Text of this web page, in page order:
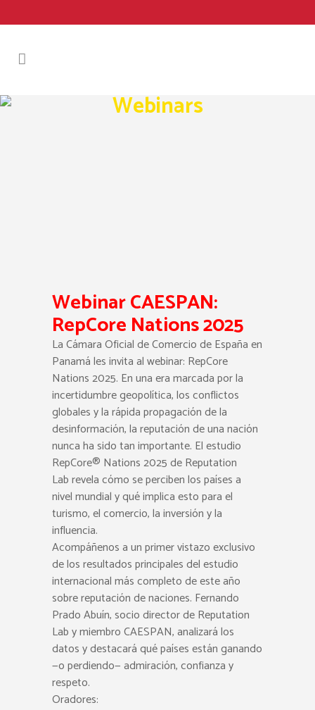
Webinars
Webinar CAESPAN:
RepCore Nations 2025
La Cámara Oficial de Comercio de España en
Panamá les invita al webinar: RepCore
Nations 2025. En una era marcada por la
incertidumbre geopolítica, los conflictos
globales y la rápida propagación de la
desinformación, la reputación de una nación
nunca ha sido tan importante. El estudio
RepCore® Nations 2025 de Reputation
Lab revela cómo se perciben los países a
nivel mundial y qué implica esto para el
turismo, el comercio, la inversión y la
influencia.
Acompáñenos a un primer vistazo exclusivo
de los resultados principales del estudio
internacional más completo de este año
sobre reputación de naciones. Fernando
Prado Abuín, socio director de Reputation
Lab y miembro CAESPAN, analizará los
datos y destacará qué países están ganando
—o perdiendo— admiración, confianza y
respeto.
Oradores: